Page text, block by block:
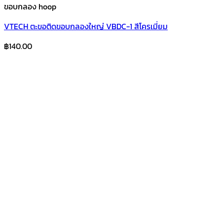
ขอบกลอง hoop
VTECH ตะขอติดขอบกลองใหญ่ VBDC-1 สีโครเมี่ยม
฿140.00